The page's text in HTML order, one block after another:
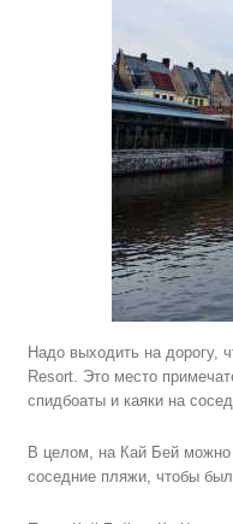
Надо выходить на дорогу,
Resort. Это место
спидбоаты и каяки на
В целом, на Кай Бей можно
соседние пляжи, чтобы